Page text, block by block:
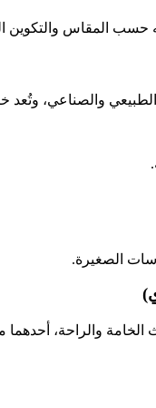
والصناعي، وتُعد
والراحة،